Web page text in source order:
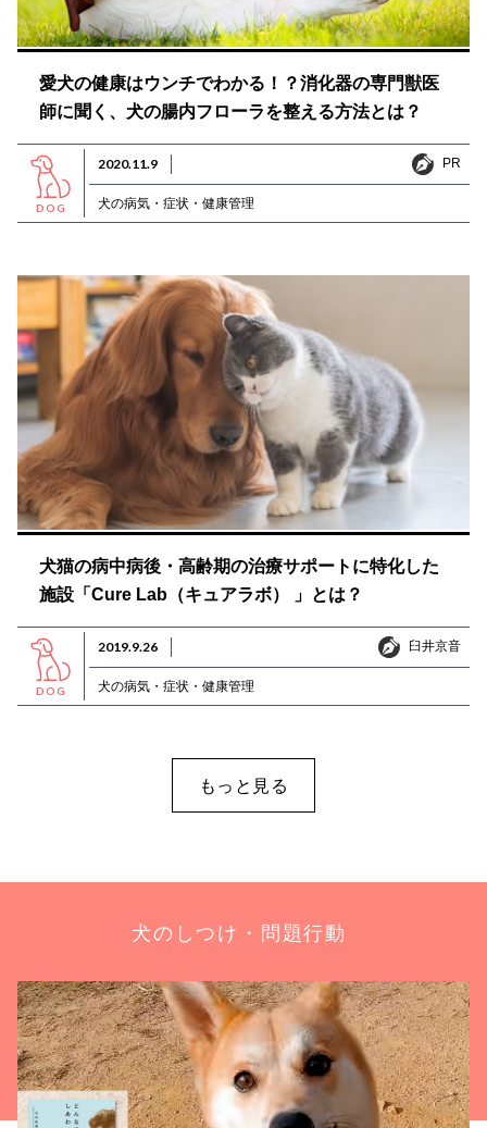
愛犬の健康はウンチでわかる！？消化器の専門獣医
師に聞く、犬の腸内フローラを整える方法とは？
DOG
2020.11.9 PR
PR
犬の病気・症状・健康管理
犬猫の病中病後・高齢期の治療サポートに特化した
施設「Cure Lab（キュアラボ） 」とは？
DOG
2019.9.26 臼井京音
臼井京音
犬の病気・症状・健康管理
もっと見る
犬のしつけ・問題行動